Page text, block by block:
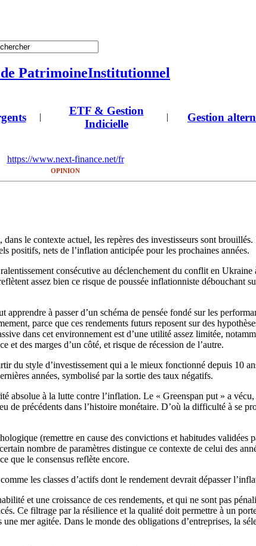
PatrimoineInstitutionnel
|
ETF & Gestion
Indicielle
| Gestion
https://www.next-finance.net/fr
OPINION
le contexte actuel, les repères des investisseurs sont
positifs, nets de l’inflation anticipée pour les prochaines années.
consécutive au déclenchement du conflit en
assez bien ce risque de poussée inflationniste débouchant
à passer d’un schéma de pensée fondé sur les
parce que ces rendements futurs reposent sur des
dans cet environnement est d’une utilité assez limitée,
et des marges d’un côté, et risque de récession de l’autre.
du style d’investissement qui a le mieux fonctionné depuis 10
années, symbolisé par la sortie des taux négatifs.
absolue à la lutte contre l’inflation. Le « Greenspan put » a
précédents dans l’histoire monétaire. D’où la difficulté à se
(remettre en cause des convictions et habitudes validées
nombre de paramètres distingue ce contexte de celui des
que le consensus reflète encore.
les classes d’actifs dont le rendement devrait dépasser
et une croissance de ces rendements, et qui ne sont pas
Ce filtrage par la résilience et la qualité doit permettre à un
mer agitée. Dans le monde des obligations d’entreprises, la